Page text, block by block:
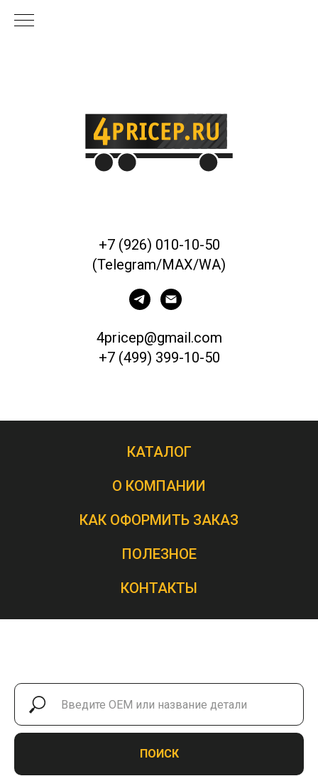
+7 (926) 010-10-50
(Telegram/MAX/WA)
4pricep@gmail.com
+7 (499) 399-10-50
КАТАЛОГ
О КОМПАНИИ
КАК ОФОРМИТЬ ЗАКАЗ
ПОЛЕЗНОЕ
КОНТАКТЫ
ПОИСК